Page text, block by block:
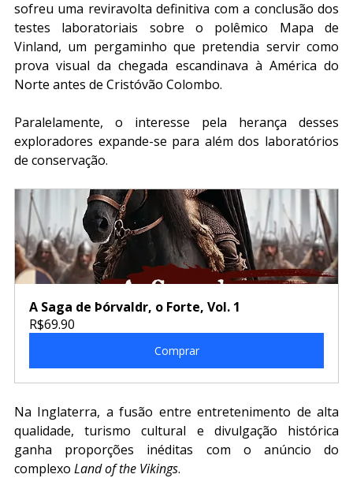
sofreu uma reviravolta definitiva com a conclusão dos
testes laboratoriais sobre o polêmico Mapa de
Vinland, um pergaminho que pretendia servir como
prova visual da chegada escandinava à América do
Norte antes de Cristóvão Colombo.
Paralelamente, o interesse pela herança desses
exploradores expande-se para além dos laboratórios
de conservação.
A Saga de Þórvaldr, o Forte, Vol. 1
R$69.90
Comprar
Na Inglaterra, a fusão entre entretenimento de alta
qualidade, turismo cultural e divulgação histórica
ganha proporções inéditas com o anúncio do
complexo Land of the Vikings.